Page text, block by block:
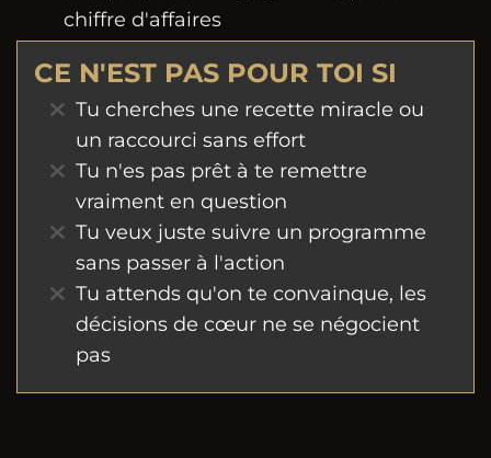
chiffre d'affaires
CE N'EST PAS POUR TOI SI
Tu cherches une recette miracle ou
un raccourci sans effort
Tu n'es pas prêt à te remettre
vraiment en question
Tu veux juste suivre un programme
sans passer à l'action
Tu attends qu'on te convainque, les
décisions de cœur ne se négocient
pas